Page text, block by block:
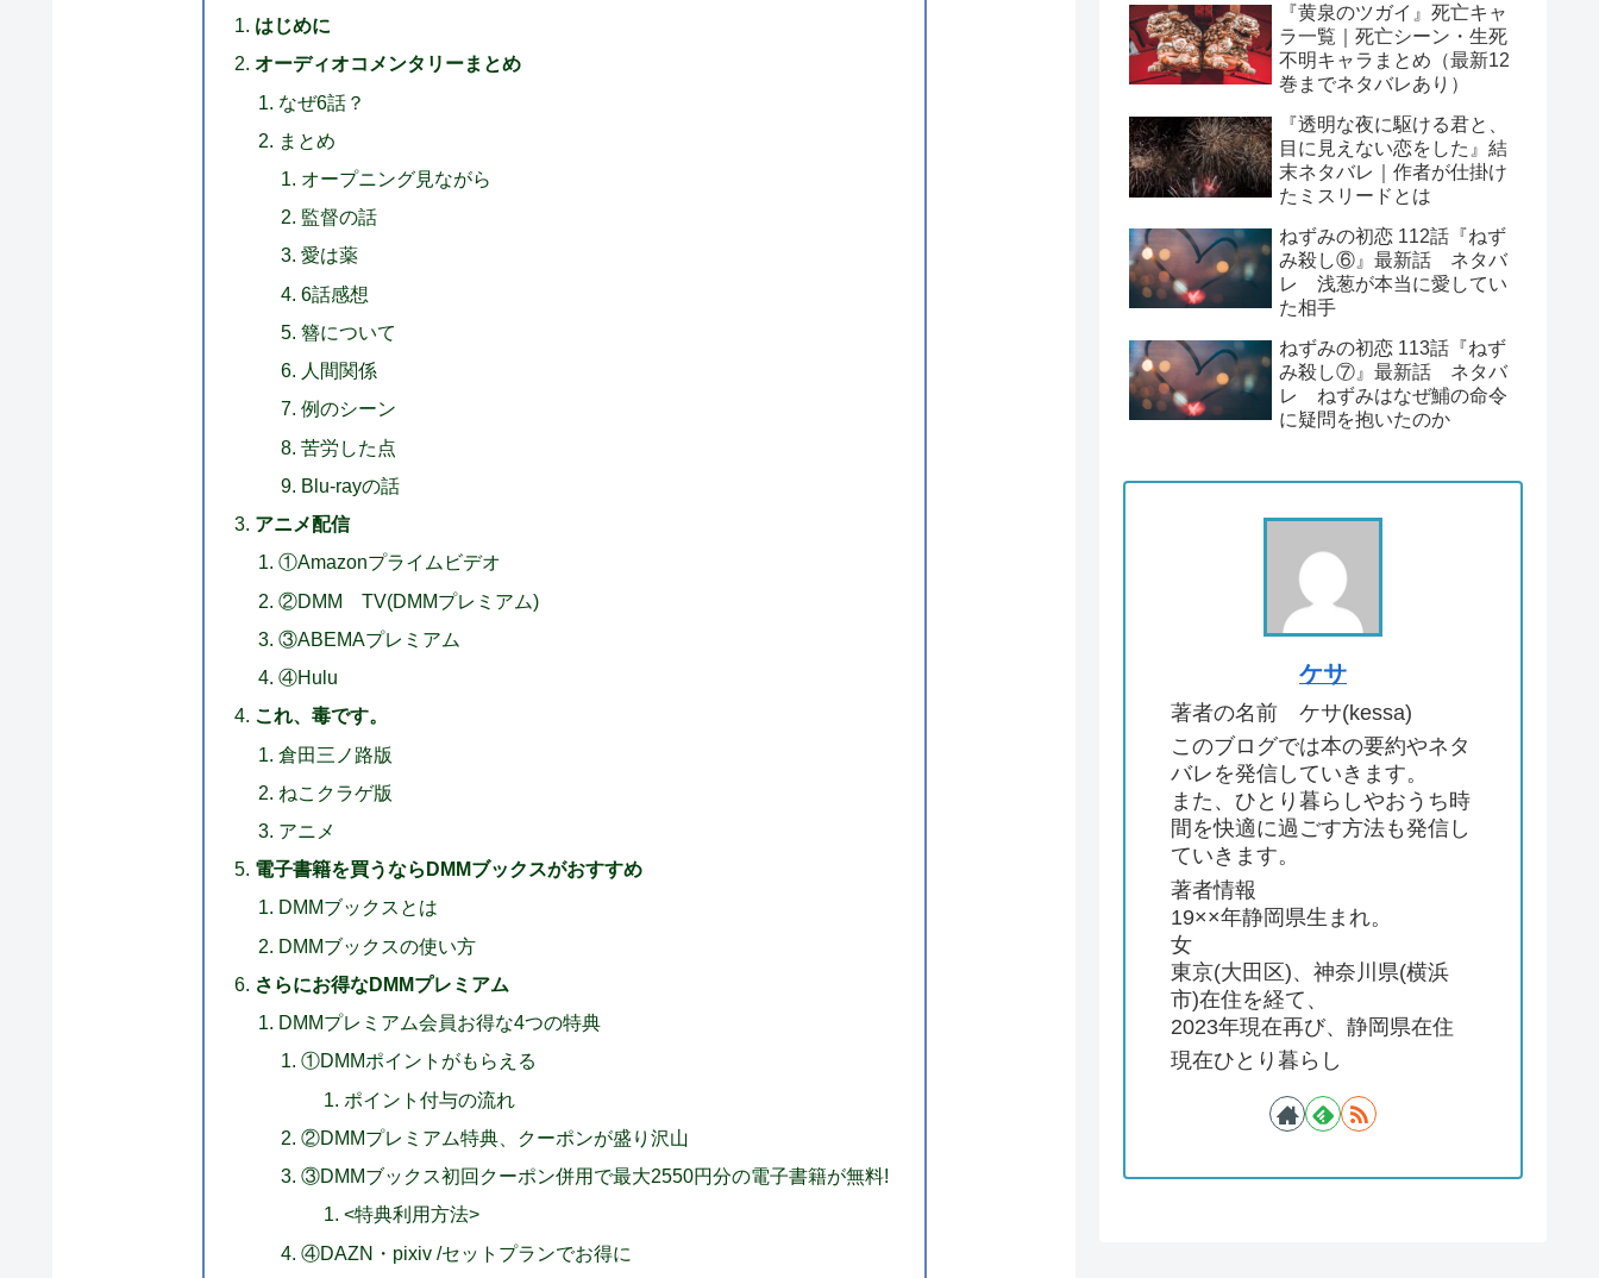
はじめに
オーディオコメンタリーまとめ
なぜ6話？
まとめ
オープニング見ながら
監督の話
愛は薬
6話感想
簪について
人間関係
例のシーン
苦労した点
Blu-rayの話
アニメ配信
①Amazonプライムビデオ
②DMM TV(DMMプレミアム)
③ABEMAプレミアム
④Hulu
これ、毒です。
倉田三ノ路版
ねこクラゲ版
アニメ
電子書籍を買うならDMMブックスがおすすめ
DMMブックスとは
DMMブックスの使い方
さらにお得なDMMプレミアム
DMMプレミアム会員お得な4つの特典
①DMMポイントがもらえる
ポイント付与の流れ
②DMMプレミアム特典、クーポンが盛り沢山
③DMMブックス初回クーポン併用で最大2550円分の電子書籍が無料!
<特典利用方法>
④DAZN・pixiv /セットプランでお得に
『黄泉のツガイ』死亡キャ
ラ一覧｜死亡シーン・生死
不明キャラまとめ（最新12
巻までネタバレあり）
『透明な夜に駆ける君と、
目に見えない恋をした』結
末ネタバレ｜作者が仕掛け
たミスリードとは
ねずみの初恋 112話『ねず
み殺し⑥』最新話 ネタバ
レ 浅葱が本当に愛してい
た相手
ねずみの初恋 113話『ねず
み殺し⑦』最新話 ネタバ
レ ねずみはなぜ鯆の命令
に疑問を抱いたのか
ケサ
著者の名前 ケサ(kessa)
このブログでは本の要約やネタ
バレを発信していきます。
また、ひとり暮らしやおうち時
間を快適に過ごす方法も発信し
ていきます。
著者情報
19××年静岡県生まれ。
女
東京(大田区)、神奈川県(横浜
市)在住を経て、
2023年現在再び、静岡県在住
現在ひとり暮らし